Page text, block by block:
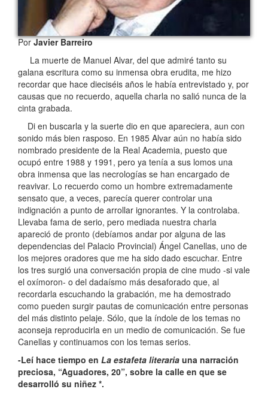
PorJavier Barreiro
La muerte de Manuel Alvar, del que admiré tanto su
galana escritura como su inmensa obra erudita, me hizo
recordar que hace dieciséis años le había entrevistado y, por
causas que no recuerdo, aquella charla no salió nunca de la
cinta grabada.
Di en buscarla y la suerte dio en que apareciera, aun con
sonido más bien rasposo. En 1985 Alvar aún no había sido
nombrado presidente de la Real Academia, puesto que
ocupó entre 1988 y 1991, pero ya tenía a sus lomos una
obra inmensa que las necrologías se han encargado de
reavivar. Lo recuerdo como un hombre extremadamente
sensato que, a veces, parecía querer controlar una
indignación a punto de arrollar ignorantes. Y la controlaba.
Llevaba fama de serio, pero mediada nuestra charla
apareció de pronto (debíamos andar por alguna de las
dependencias del Palacio Provincial) Ángel Canellas, uno de
los mejores oradores que me ha sido dado escuchar. Entre
los tres surgió una conversación propia de cine mudo -si vale
el oxímoron- o del dadaísmo más desaforado que, al
recordarla escuchando la grabación, me ha demostrado
como pueden surgir pautas de comunicación entre personas
del más distinto pelaje. Sólo, que la índole de los temas no
aconseja reproducirla en un medio de comunicación. Se fue
Canellas y continuamos con los temas serios.
-Leí hace tiempo en La estafeta literaria una narración
preciosa, “Aguadores, 20”, sobre la calle en que se
desarrolló su niñez *.